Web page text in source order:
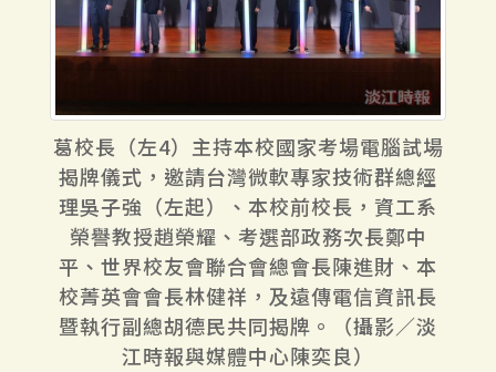
葛校長（左4）主持本校國家考場電腦試場
揭牌儀式，邀請台灣微軟專家技術群總經
理吳子強（左起）、本校前校長，資工系
榮譽教授趙榮耀、考選部政務次長鄭中
平、世界校友會聯合會總會長陳進財、本
校菁英會會長林健祥，及遠傳電信資訊長
暨執行副總胡德民共同揭牌。（攝影／淡
江時報與媒體中心陳奕良）